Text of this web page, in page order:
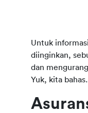
Untuk
diinginkan,
dan
Yuk, kita bahas.